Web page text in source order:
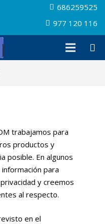
686259525
977 120 116
trabajamos para
productos y
posible. En algunos
para
y creemos
al respecto.
en el